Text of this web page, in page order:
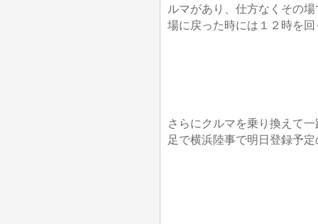
ルマがあり、仕方なくその
場に戻った時には１２時を
さらにクルマを乗り換えて
足で横浜陸事で明日登録予